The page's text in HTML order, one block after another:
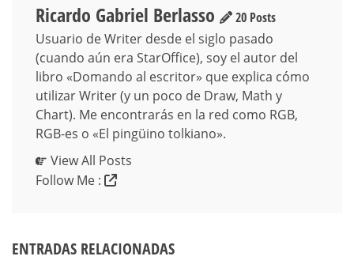
Ricardo Gabriel Berlasso
20 Posts
Usuario de Writer desde el siglo pasado
(cuando aún era StarOffice), soy el autor del
libro «Domando al escritor» que explica cómo
utilizar Writer (y un poco de Draw, Math y
Chart). Me encontrarás en la red como RGB,
RGB-es o «El pingüino tolkiano».
View All Posts
Follow Me :
ENTRADAS RELACIONADAS